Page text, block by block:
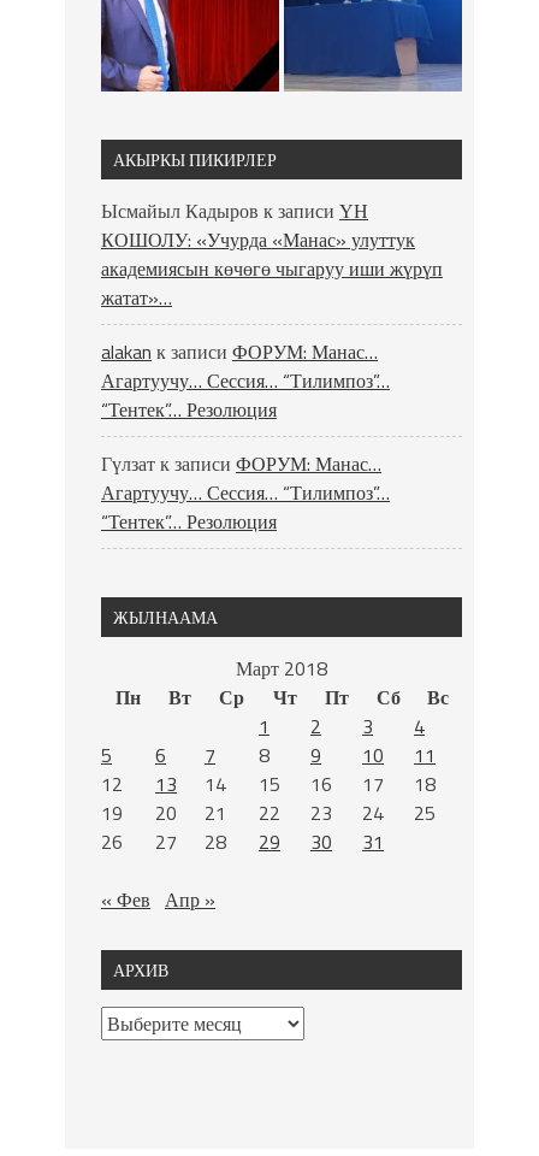
АКЫРКЫ ПИКИРЛЕР
Ысмайыл Кадыров к записи ҮН
КОШОЛУ: «Учурда «Манас» улуттук
академиясын көчөгө чыгаруу иши жүрүп
жатат»…
alakan к записи ФОРУМ: Манас…
Агартуучу… Сессия… “Тилимпоз”…
“Тентек”… Резолюция
Гүлзатк записи ФОРУМ: Манас…
Агартуучу… Сессия… “Тилимпоз”…
“Тентек”… Резолюция
ЖЫЛНААМА
Март 2018
Пн
Вт Ср Чт Пт Сб
Вс
1
2 3
4
5
6 7 8 9 10
11
12
13 14 15 16 17
18
19
20 21 22 23 24
25
26
27 28 29 30
31
« Фев Апр »
АРХИВ